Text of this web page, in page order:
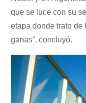
que se luce con su
etapa donde trato de
ganas”, concluyó.